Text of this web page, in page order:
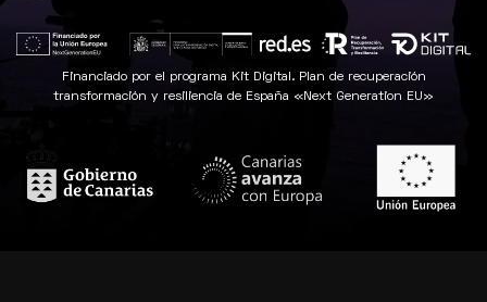
Financiado por el programa Kit Digital. Plan de recuperación
transformación y resiliencia de España «Next Generation EU»